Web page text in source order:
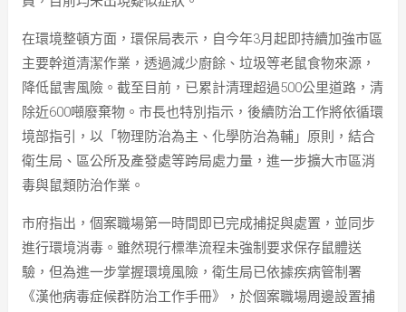
在環境整頓方面，環保局表示，自今年3月起即持續加強市區
主要幹道清潔作業，透過減少廚餘、垃圾等老鼠食物來源，
降低鼠害風險。截至目前，已累計清理超過500公里道路，清
除近600噸廢棄物。市長也特別指示，後續防治工作將依循環
境部指引，以「物理防治為主、化學防治為輔」原則，結合
衛生局、區公所及產發處等跨局處力量，進一步擴大市區消
毒與鼠類防治作業。
市府指出，個案職場第一時間即已完成捕捉與處置，並同步
進行環境消毒。雖然現行標準流程未強制要求保存鼠體送
驗，但為進一步掌握環境風險，衛生局已依據疾病管制署
《漢他病毒症候群防治工作手冊》，於個案職場周邊設置捕